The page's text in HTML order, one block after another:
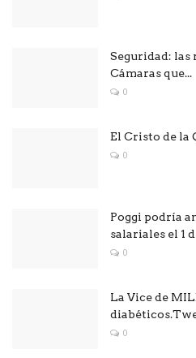
Seguridad: las
Cámaras que...
0
El Cristo de la
0
Poggi podría
salariales el 1
0
La Vice de
0